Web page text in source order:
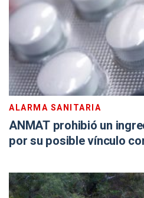
ALARMA SANITARIA
ANMAT prohibió un
por su posible vínculo